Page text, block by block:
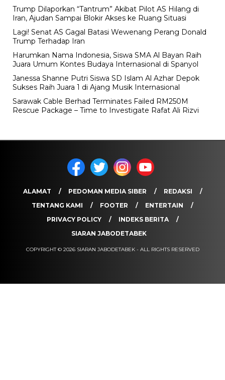
Trump Dilaporkan “Tantrum” Akibat Pilot AS Hilang di
Iran, Ajudan Sampai Blokir Akses ke Ruang Situasi
Lagi! Senat AS Gagal Batasi Wewenang Perang Donald
Trump Terhadap Iran
Harumkan Nama Indonesia, Siswa SMA Al Bayan Raih
Juara Umum Kontes Budaya Internasional di Spanyol
Janessa Shanne Putri Siswa SD Islam Al Azhar Depok
Sukses Raih Juara 1 di Ajang Musik Internasional
Sarawak Cable Berhad Terminates Failed RM250M
Rescue Package – Time to Investigate Rafat Ali Rizvi
ALAMAT PEDOMAN MEDIA SIBER
REDAKSI
TENTANG KAMI
FOOTER
ENTERTAIN
PRIVACY POLICY
INDEKS BERITA
SIARAN JABODETABEK
COPYRIGHT © 2026 SIARAN JABODETABEK - ALL RIGHTS RESERVED